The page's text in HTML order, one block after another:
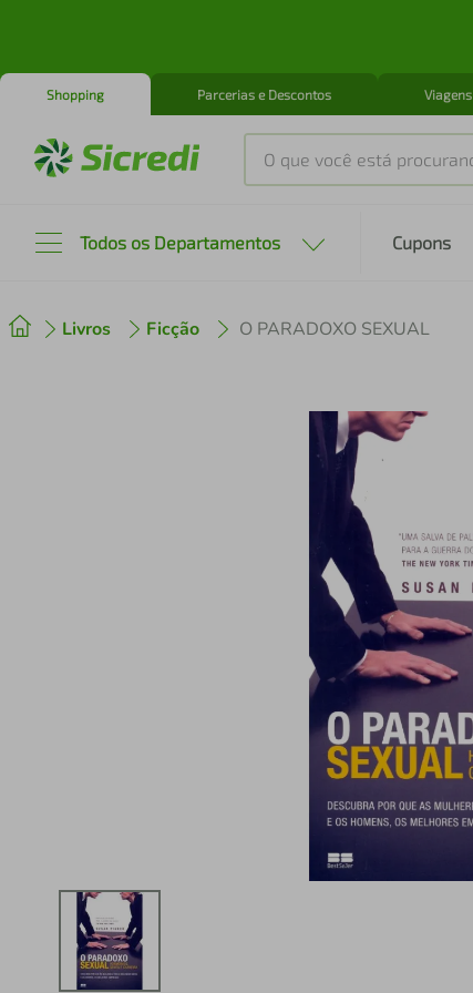
Shopping Parcerias e Descontos Viagens
O que você está procurando?
Todos os Departamentos Cupons
Livros Ficção O PARADOXO SEXUAL
2º cafeteira
air fryer